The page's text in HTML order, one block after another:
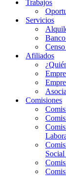
Trabajos
Servicios
Afiliados
Comisiones